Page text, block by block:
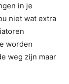
in je
niet wat extra
worden
weg zijn maar